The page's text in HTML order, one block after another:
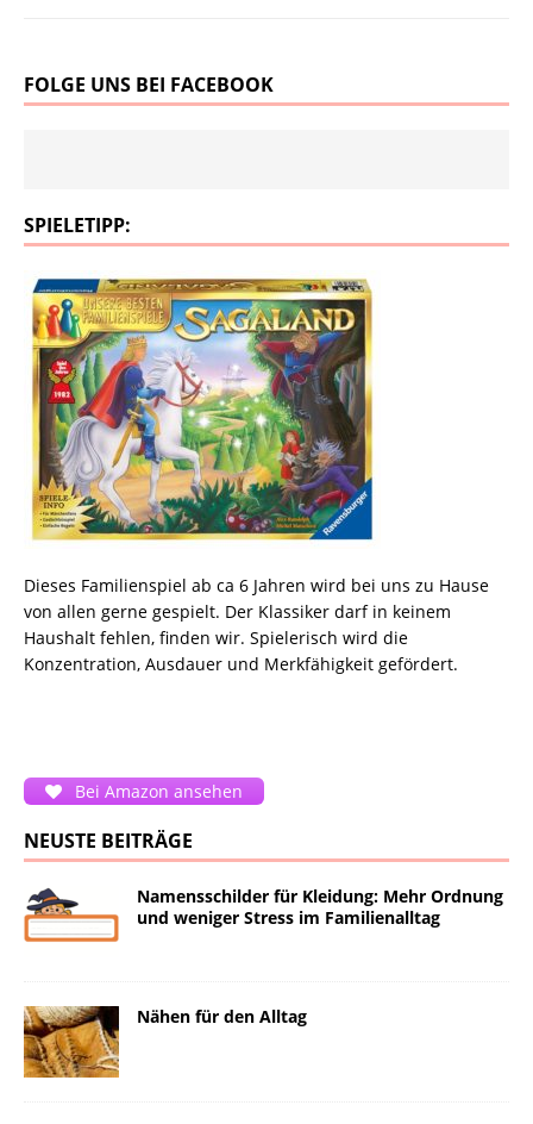
FOLGE UNS BEI FACEBOOK
SPIELETIPP:
Dieses Familienspiel ab ca 6 Jahren wird bei uns zu Hause
von allen gerne gespielt. Der Klassiker darf in keinem
Haushalt fehlen, finden wir. Spielerisch wird die
Konzentration, Ausdauer und Merkfähigkeit gefördert.
Bei Amazon ansehen
NEUSTE BEITRÄGE
Namensschilder für Kleidung: Mehr Ordnung
und weniger Stress im Familienalltag
Nähen für den Alltag